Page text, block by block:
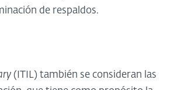
de respaldos.
(ITIL) también se consideran las